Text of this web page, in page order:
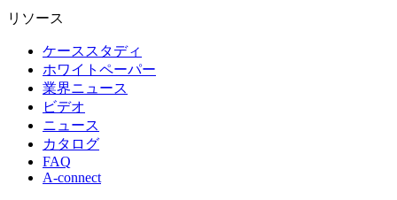
リソース
ケーススタディ
ホワイトペーパー
業界ニュース
ビデオ
ニュース
カタログ
FAQ
A-connect